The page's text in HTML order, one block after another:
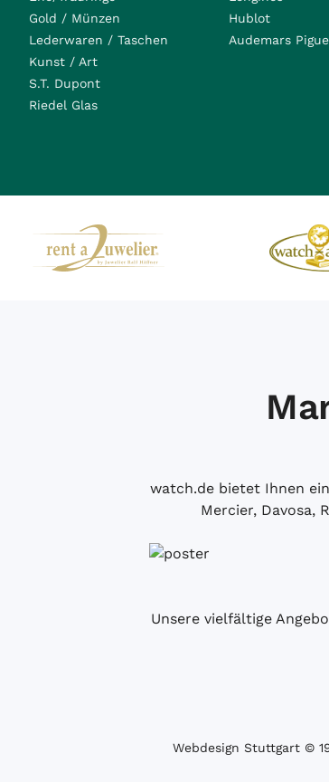
Gold / Münzen
Lederwaren / Taschen
Kunst / Art
S.T. Dupont
Riedel Glas
Hublot
Audemars
watch.de bietet Ihnen
Mercier, Davosa,
Unsere vielfältige
Webdesign Stuttgart©